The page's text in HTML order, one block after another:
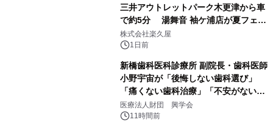
三井アウトレットパーク木更津から車
で約5分 湯舞音 袖ケ浦店が夏フェア
メニューを提供
株式会社楽久屋
1日前
新橋歯科医科診療所 副院長・歯科医師
小野宇宙が「後悔しない歯科選び」
「痛くない歯科治療」「不安がない治
療計画」をテーマに専門監修
医療法人財団 興学会
11時間前